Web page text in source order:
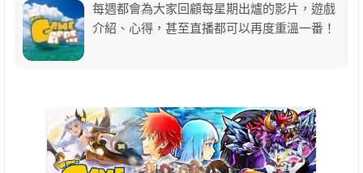
每週都會為大家回顧每星期出爐的影片，遊戲
介紹、心得，甚至直播都可以再度重溫一番！